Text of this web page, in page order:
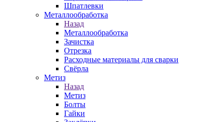
Шпатлевки
Металлообработка
Назад
Металлообработка
Зачистка
Отрезка
Расходные материалы для сварки
Свёрла
Метиз
Назад
Метиз
Болты
Гайки